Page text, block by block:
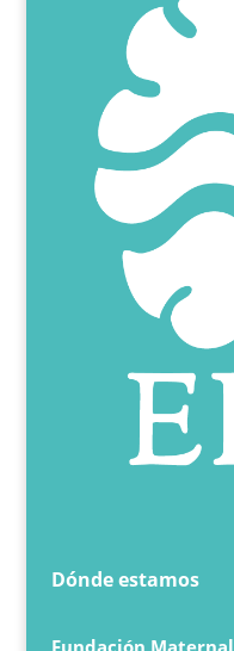
Dónde estamos
Fundación Maternal